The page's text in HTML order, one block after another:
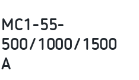
MC1-55-
500/1000/1500
A